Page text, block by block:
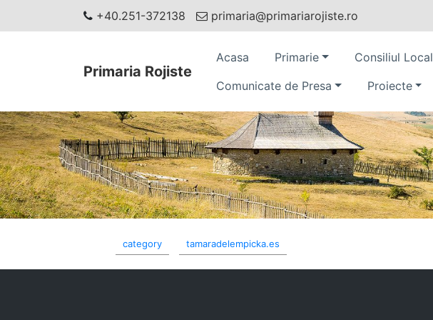
+40.251-372138 primaria@primariarojiste.ro
Primaria Rojiste
Acasa Primarie Consiliul Local
Comunicate de Presa
Proiecte
category tamaradelempicka.es